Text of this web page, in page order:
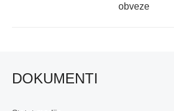
obveze
DOKUMENTI